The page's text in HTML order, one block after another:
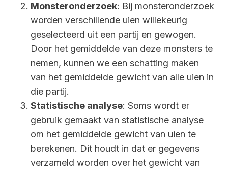
Monsteronderzoek: Bij monsteronderzoek
worden verschillende uien willekeurig
geselecteerd uit een partij en gewogen.
Door het gemiddelde van deze monsters te
nemen, kunnen we een schatting maken
van het gemiddelde gewicht van alle uien in
die partij.
Statistische analyse: Soms wordt er
gebruik gemaakt van statistische analyse
om het gemiddelde gewicht van uien te
berekenen. Dit houdt in dat er gegevens
verzameld worden over het gewicht van